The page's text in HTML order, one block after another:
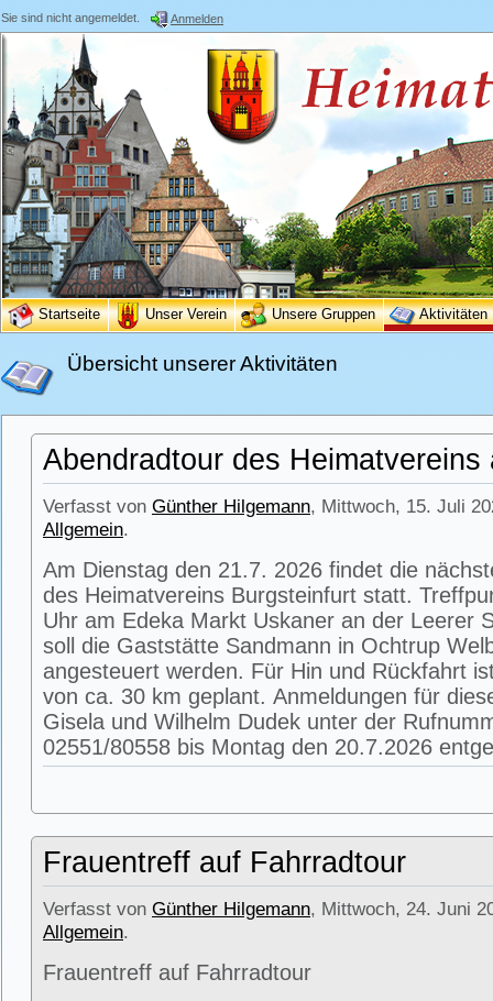
Sie sind nicht angemeldet. Anmelden
Startseite Unser Verein Unsere Gruppen Aktivitäten
Übersicht unserer Aktivitäten
Abendradtour des Heimatvereins
Verfasst von Günther Hilgemann, Mittwoch, 15. Juli
Allgemein.
Am Dienstag den 21.7. 2026 findet die
des Heimatvereins Burgsteinfurt statt.
Uhr am Edeka Markt Uskaner an der Leerer
soll die Gaststätte Sandmann in Ochtrup
angesteuert werden. Für Hin und Rückfahrt
von ca. 30 km geplant. Anmeldungen für
Gisela und Wilhelm Dudek unter der
02551/80558 bis Montag den 20.7.2026
Frauentreff auf Fahrradtour
Verfasst von Günther Hilgemann, Mittwoch, 24. Juni
Allgemein.
Frauentreff auf Fahrradtour